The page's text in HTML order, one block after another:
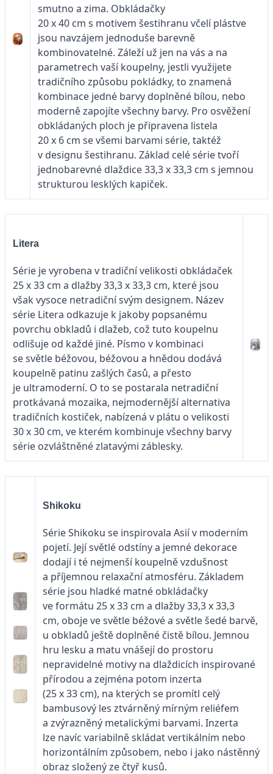
smutno a zima. Obkládačky
20 x 40 cm s motivem šestihranu včelí plástve
jsou navzájem jednoduše barevně
kombinovatelné. Záleží už jen na vás a na
parametrech vaší koupelny, jestli využijete
tradičního způsobu pokládky, to znamená
kombinace jedné barvy doplněné bílou, nebo
moderně zapojíte všechny barvy. Pro osvěžení
obkládaných ploch je připravena listela
20 x 6 cm se všemi barvami série, taktéž
v designu šestihranu. Základ celé série tvoří
jednobarevné dlaždice 33,3 x 33,3 cm s jemnou
strukturou lesklých kapiček.
Litera
Série je vyrobena v tradiční velikosti obkládaček
25 x 33 cm a dlažby 33,3 x 33,3 cm, které jsou
však vysoce netradiční svým designem. Název
série Litera odkazuje k jakoby popsanému
povrchu obkladů i dlažeb, což tuto koupelnu
odlišuje od každé jiné. Písmo v kombinaci
se světle béžovou, béžovou a hnědou dodává
koupelně patinu zašlých časů, a přesto
je ultramoderní. O to se postarala netradiční
protkávaná mozaika, nejmodernější alternativa
tradičních kostiček, nabízená v plátu o velikosti
30 x 30 cm, ve kterém kombinuje všechny barvy
série ozvláštněné zlatavými záblesky.
Shikoku
Série Shikoku se inspirovala Asií v moderním
pojetí. Její světlé odstíny a jemné dekorace
dodají i té nejmenší koupelně vzdušnost
a příjemnou relaxační atmosféru. Základem
série jsou hladké matné obkládačky
ve formátu 25 x 33 cm a dlažby 33,3 x 33,3
cm, oboje ve světle béžové a světle šedé barvě,
u obkladů ještě doplněné čistě bílou. Jemnou
hru lesku a matu vnášejí do prostoru
nepravidelné motivy na dlaždicích inspirované
přírodou a zejména potom inzerta
(25 x 33 cm), na kterých se promítl celý
bambusový les ztvárněný mírným reliéfem
a zvýrazněný metalickými barvami. Inzerta
lze navíc variabilně skládat vertikálním nebo
horizontálním způsobem, nebo i jako nástěnný
obraz složený ze čtyř kusů.